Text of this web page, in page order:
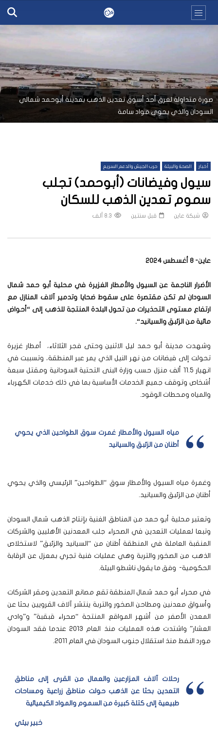
صورة متداولة لغرق أحد أسوق تعدين الذهب بمدينة أبوحمد شمالي
السودان والذي يحوى مواد سامة
أخبار الصحة والبيئة حرب الجيش والدعم السريع
سيول وفيضانات (أبوحمد) تجلب
سموم تعدين الذهب للسكان
شبكة عاين قبل سنتين 8.3 ألف
عاين- 8 أغسطس 2024
الأضرار الناجمة عن السيول والأمطار الغزيرة في محلية أبو حمد شمال
السودان لم تكن مقتصرة على سقوط ضحايا وتدمير آلاف المنازل مع
ارتفاع مستوى التحذيرات من تحول البلدة المنتجة للذهب إلى “أحواض
مائية من الزئبق والسيانيد“.
وشهدت مدينة أبو حمد ليل الاثنين وحتى فجر الثلاثاء، أمطار غزيرة
تحولت إلى فيضانات من نهر النيل الذي يمر عبر المنطقة، وتسببت في
انهيار 11.5 ألف منزل حسب وزارة البنى التحتية السودانية ومقتل سبعة
أشخاص وتوقف جميع الخدمات الأساسية بما في ذلك خدمات الكهرباء
والمياه ومحطات الوقود.
مياه السيول والأمطار غمرت سوق الطواحين الذي يحوي
أطنان من الزئبق والسيانيد
وغمرة مياه السيول والأمطار سوق “الطواحين” الرئيسي والذي يحوي
أطنان من الزئبق والسيانيد.
وتعتبر محلية أبو حمد من المناطق الغنية بإنتاج الذهب شمال السودان
وتبعا لعمليات التعدين في الصحراء جلب المعدنين الأهليين والشركات
المنقبة العاملة في المنطقة أطنان من “السيانيد والزئبق” لاستخلاص
الذهب من الصخور والتربة وهي عمليات فنية تجري بمعزل عن الرقابة
الحكومية- وفق ما يقول ناشطو البيئة.
في صحراء أبو حمد شمال المنطقة تقع مصانع التعدين ومقر الشركات
وأسواق معدنين ومطاحن الصخور والتربة ينتشر آلاف القرويين بحثا عن
المعدن الأصفر من أشهر المواقع المنتجة “صحراء قبقبة” و”وادي
العشار” واشتدت هذه العمليات منذ العام 2013 عندما فقد السودان
مورد النفط منذ استقلال جنوب السودان في العام 2011.
رحلات آلاف المزارعين والعمال من القرى إلى مناطق
التعدين بحثا عن الذهب حولت مناطق زراعية ومساحات
طبيعية إلى كتلة كبيرة من السموم والمواد الكيميائية
خبير بيئي